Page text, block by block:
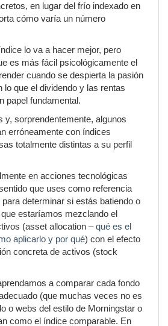
en lugar del frío indexado en
cómo varía un número
lo va a hacer mejor, pero
es más fácil psicológicamente el
cuando se despierta la pasión
lo que el dividendo y las rentas
papel fundamental.
y, sorprendentemente, algunos
erróneamente con índices
totalmente distintas a su perfil
en acciones tecnológicas
que uses como referencia
para determinar si estás batiendo o
estaríamos mezclando el
(asset allocation –qué es el
aplicarlo y por qué) con el efecto
concreta de activos (stock
a comparar cada fondo
(que muchas veces no es
o webs del estilo de Morningstar o
como el índice comparable. En